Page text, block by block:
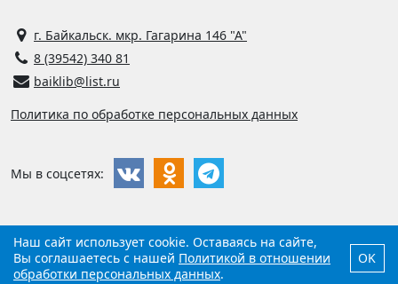
г. Байкальск. мкр. Гагарина 146 "А"
8 (39542) 340 81
baiklib@list.ru
Политика по обработке персональных данных
Мы в соцсетях:
©2026Библиотека г. Байкальска
Разработано компанией Виртуальные технологии
Наш сайт использует cookie. Оставаясь на сайте,
Вы соглашаетесь с нашей Политикой в отношении
обработки персональных данных.
OK